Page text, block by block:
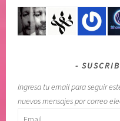
Ingresa tu email para seguir
nuevos mensajes por correo
Email